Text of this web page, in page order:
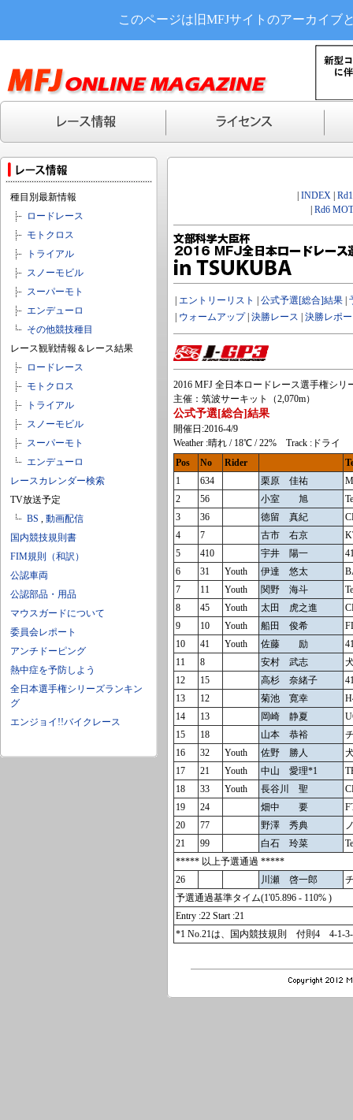
このページは旧MFJサイトのアーカイブ
種目別最新情報
ロードレース
モトクロス
トライアル
スノーモビル
スーパーモト
エンデューロ
その他競技種目
レース観戦情報＆レース結果
ロードレース
モトクロス
トライアル
スノーモビル
スーパーモト
エンデューロ
レースカレンダー検索
TV放送予定
BS , 動画配信
国内競技規則書
FIM規則（和訳）
公認車両
公認部品・用品
マウスガードについて
委員会レポート
アンチドーピング
熱中症を予防しよう
全日本選手権シリーズランキン
グ
エンジョイ!!バイクレース
INDEX
Rd6
エントリーリスト 公式予選[総合]結果
ウォームアップ| 決勝レース 決勝レポ
2016 MFJ 全日本ロードレース選手権シリ
主催：筑波サーキット（2,070m）
公式予選[総合]結果
開催日:2016-4/9
Weather :晴れ / 18℃ / 22% Track :ドライ
Pos
No Rider
1
634 栗原 佳祐
2
56 小室 旭
3
36 徳留 真紀
4
7 古市 右京
5
410 宇井 陽一
6
31 Youth 伊達 悠太
7
11 Youth 関野 海斗
8
45 Youth 太田 虎之進
9
10 Youth 船田 俊希
10
41 Youth 佐藤 励
11
8 安村 武志
12
15 高杉 奈緒子
13
12 菊池 寛幸
14
13 岡崎 静夏
15
18 山本 恭裕
16
32 Youth 佐野 勝人
17
21 Youth 中山 愛理*1
18
33 Youth 長谷川 聖
19
24 畑中 要
20
77 野澤 秀典
21
99 白石 玲菜
***** 以上予選通過 *****
26
川瀬 啓一郎
予選通過基準タイム(1'05.896 - 110% )
Entry :22 Start :21
*1 No.21は、国内競技規則 付則4 4-1-3-